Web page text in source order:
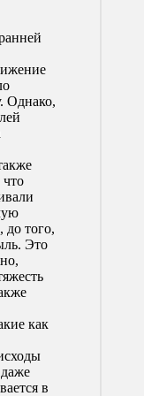
Однако,
что
до того,
Это
как
в